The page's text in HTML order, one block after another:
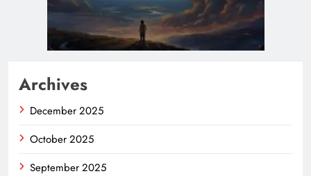
Archives
December 2025
October 2025
September 2025